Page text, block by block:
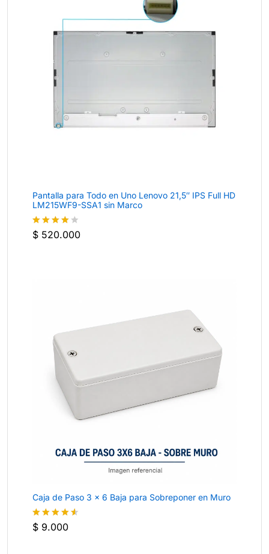
Pantalla para Todo en Uno Lenovo 21,5″ IPS Full HD
LM215WF9-SSA1 sin Marco
Valorado
$ 520.000
Caja de Paso 3 × 6 Baja para Sobreponer en Muro
Valorado
$ 9.000